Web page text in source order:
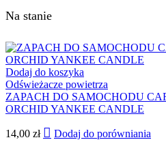
Na stanie
Dodaj do koszyka
Odświeżacze powietrza
ZAPACH DO SAMOCHODU
ORCHID YANKEE CANDLE
14,00 zł Dodaj do porówniania